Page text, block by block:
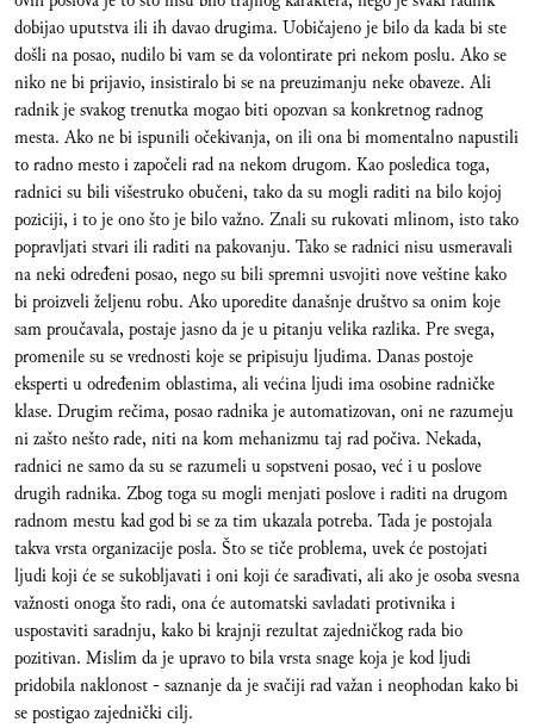
dobijao uputstva ili ih davao drugima. Uobičajeno je bilo da kada bi ste
došli na posao, nudilo bi vam se da volontirate pri nekom poslu. Ako se
niko ne bi prijavio, insistiralo bi se na preuzimanju neke obaveze. Ali
radnik je svakog trenutka mogao biti opozvan sa konkretnog radnog
mesta. Ako ne bi ispunili očekivanja, on ili ona bi momentalno napustili
to radno mesto i započeli rad na nekom drugom. Kao posledica toga,
radnici su bili višestruko obučeni, tako da su mogli raditi na bilo kojoj
poziciji, i to je ono što je bilo važno. Znali su rukovati mlinom, isto tako
popravljati stvari ili raditi na pakovanju. Tako se radnici nisu usmeravali
na neki određeni posao, nego su bili spremni usvojiti nove veštine kako
bi proizveli željenu robu. Ako uporedite današnje društvo sa onim koje
sam proučavala, postaje jasno da je u pitanju velika razlika. Pre svega,
promenile su se vrednosti koje se pripisuju ljudima. Danas postoje
eksperti u određenim oblastima, ali većina ljudi ima osobine radničke
klase. Drugim rečima, posao radnika je automatizovan, oni ne razumeju
ni zašto nešto rade, niti na kom mehanizmu taj rad počiva. Nekada,
radnici ne samo da su se razumeli u sopstveni posao, već i u poslove
drugih radnika. Zbog toga su mogli menjati poslove i raditi na drugom
radnom mestu kad god bi se za tim ukazala potreba. Tada je postojala
takva vrsta organizacije posla. Što se tiče problema, uvek će postojati
ljudi koji će se sukobljavati i oni koji će sarađivati, ali ako je osoba svesna
važnosti onoga što radi, ona će automatski savladati protivnika i
uspostaviti saradnju, kako bi krajnji rezultat zajedničkog rada bio
pozitivan. Mislim da je upravo to bila vrsta snage koja je kod ljudi
pridobila naklonost - saznanje da je svačiji rad važan i neophodan kako bi
se postigao zajednički cilj.